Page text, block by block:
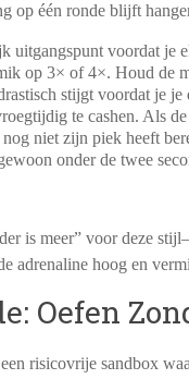
op één ronde blijft
uitgangspunt voordat je
op 3× of 4×.Houd de
stijgt voordat je
te cashen. Als
niet zijn piek heeft
onder de twee
is meer” voor deze
adrenaline hoog en
Oefen
risicovrije sandbox